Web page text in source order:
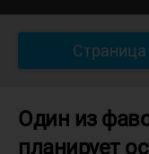
Страница
Один из
планирует